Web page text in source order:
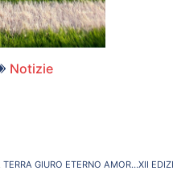
Notizie